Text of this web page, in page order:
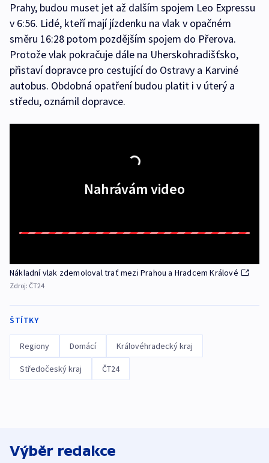
Prahy, budou muset jet až dalším spojem Leo Expressu
v 6:56. Lidé, kteří mají jízdenku na vlak v opačném
směru 16:28 potom pozdějším spojem do Přerova.
Protože vlak pokračuje dále na Uherskohradišťsko,
přistaví dopravce pro cestující do Ostravy a Karviné
autobus. Obdobná opatření budou platit i v úterý a
středu, oznámil dopravce.
Nahrávám video
Nákladní vlak zdemoloval trať mezi Prahou a Hradcem Králové
Zdroj: ČT24
ŠTÍTKY
Regiony Domácí Královéhradecký kraj
Středočeský kraj ČT24
Výběr redakce